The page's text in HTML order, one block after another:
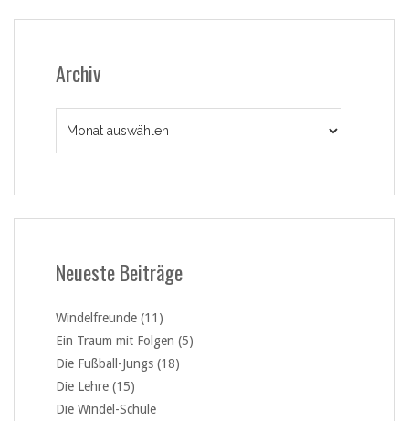
Archiv
Neueste Beiträge
Windelfreunde (11)
Ein Traum mit Folgen (5)
Die Fußball-Jungs (18)
Die Lehre (15)
Die Windel-Schule